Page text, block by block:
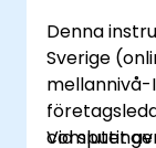
Denna
Sverige
Vid slutet